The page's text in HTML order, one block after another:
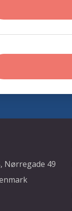
Nørregade 49